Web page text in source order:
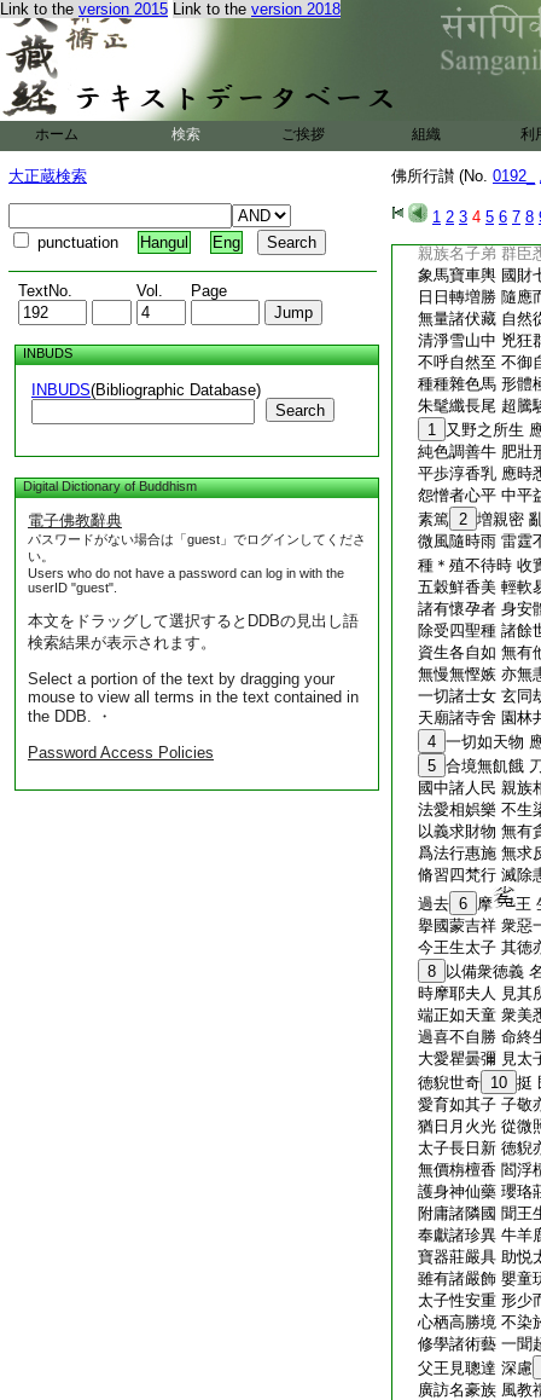
Link to the version 2015 Link to the version 2018
ホーム 検索 ご挨拶 組織 利
大正蔵検索
punctuation Hangul Eng
TextNo. Vol. Page
INBUDS
INBUDS(Bibliographic Database)
Search
Digital Dictionary of Buddhism
電子佛教辭典
パスワードがない場合は「guest」でログインしてくださ
い。
Users who do not have a password can log in with the
userID "guest".
本文をドラッグして選択するとDDBの見出し語
検索結果が表示されます。
Select a portion of the text by dragging your
mouse to view all terms in the text contained in
the DDB. ・
Password Access Policies
佛所行讃 (No. 0192_
1 2 3 4 5 6 7 8
王與諸臣民 21
猶如天帝釋 諸天
如摩醯首羅 忽生
設種種衆具 供給
一切諸天衆 皆悉
王今生太子
一切諸人民 歡喜
25 佛所行讃處宮
親族名子弟 群臣
象馬寶車輿 國財
日日轉増勝 隨應
無量諸伏藏 自然
清淨雪山中 兇狂
不呼自然至 不御
種種雜色馬 形體
朱髦纖長尾 超騰
1 又野之所生
純色調善牛 肥壯
平歩淳香乳 應時
怨憎者心平 中平
素篤 2 増親密
微風隨時雨 雷霆
種＊殖不待時 收
五穀鮮香美 輕軟
諸有懷孕者 身安
除受四聖種 諸餘
資生各自如 無有
無慢無慳嫉 亦無
一切諸士女 玄同
天廟諸寺舍 園林
4 一切如天物
5 合境無飢餓
國中諸人民 親族
法愛相娯樂 不生
以義求財物 無有
爲法行惠施 無求
脩習四梵行 滅除
過去 6 摩
王
擧國蒙吉祥 衆惡
今王生太子 其徳
8
以備衆徳義
時摩耶夫人 見其
端正如天童 衆美
過喜不自勝 命終
大愛瞿曇彌 見太
徳貎世奇 10 挺
愛育如其子 子敬
猶日月火光 從微
太子長日新 徳貎
無價栴檀香 閻浮
護身神仙藥 瓔珞
附庸諸隣國 聞王
奉獻諸珍異 牛羊
寶器莊嚴具 助悦
雖有諸嚴飾 嬰童
太子性安重 形少
心栖高勝境 不染
修學諸術藝 一聞
父王見聰達 深慮
廣訪名豪族 風教